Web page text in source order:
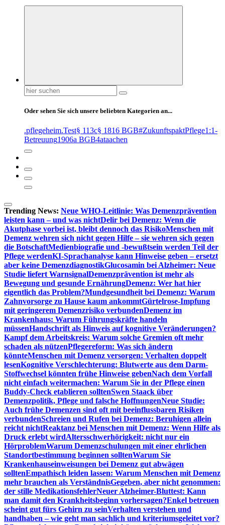
Suchen
nach:
Oder sehen Sie sich unsere beliebten Kategorien an...
.pflegeheim.Test§ 113c§ 1816 BGB#ZukunftspaktPflege1:1-
Betreuung1906a BGB4ataachen
Trending News: Neue WHO-Leitlinie: Was Demenzprävention
leisten kann – und was nichtDelir bei Demenz: Wenn die
Akutphase vorbei ist, bleibt dennoch das RisikoMenschen mit
Demenz wehren sich nicht gegen Hilfe – sie wehren sich gegen
die BotschaftMedienbiografie und -bewußtsein werden Teil der
Pflege werdenKI-Sprachanalyse kann Hinweise geben – ersetzt
aber keine DemenzdiagnostikGlucosamin bei Alzheimer: Neue
Studie liefert WarnsignalDemenzprävention ist mehr als
Bewegung und gesunde ErnährungDemenz: Wer hat hier
eigentlich das Problem?Mundgesundheit bei Demenz: Warum
Zahnvorsorge zu Hause kaum ankommtGürtelrose-Impfung
mit geringerem Demenzrisiko verbundenDemenz im
Krankenhaus: Warum Führungskräfte handeln
müssenHandschrift als Hinweis auf kognitive Veränderungen?
Kampf dem Arbeitskreis: Warum solche Gremien oft mehr
schaden als nützenPflegereform: Was sich ändern
könnteMenschen mit Demenz versorgen: Verhalten doppelt
lesenKognitive Verschlechterung: Blutwerte aus dem Darm-
Stoffwechsel könnten frühe Hinweise gebenNach dem Vorfall
nicht einfach weitermachen: Warum Sie in der Pflege einen
Buddy-Check etablieren solltenSwen Staack über
Demenzpolitik, Pflege und falsche HoffnungenNeue Studie:
Auch frühe Demenzen sind oft mit beeinflussbaren Risiken
verbundenSchreien und Rufen bei Demenz: Beruhigen allein
reicht nichtReaktanz bei Menschen mit Demenz: Wenn Hilfe als
Druck erlebt wirdAltersschwerhörigkeit: nicht nur ein
HörproblemWarum Demenzschulungen mit einer ehrlichen
Standortbestimmung beginnen solltenWarum Sie
Krankenhauseinweisungen bei Demenz gut abwägen
solltenEmpathisch leiden lassen: Warum Menschen mit Demenz
mehr brauchen als VerständnisGegeben, aber nicht genommen:
der stille MedikationsfehlerNeuer Alzheimer-Bluttest: Kann
man damit den Krankheitsbeginn vorhersagen?Enkel betreuen
scheint gut fürs Gehirn zu seinVerhalten verstehen und
handhaben – wie geht man sachlich und kriteriumsgeleitet vor?